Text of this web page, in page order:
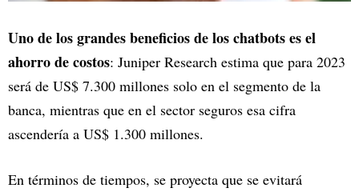
Uno de los grandes beneficios de los chatbots es el
ahorro de costos: Juniper Research estima que para 2023
será de US$ 7.300 millones solo en el segmento de la
banca, mientras que en el sector seguros esa cifra
ascendería a US$ 1.300 millones.
En términos de tiempos, se proyecta que se evitará